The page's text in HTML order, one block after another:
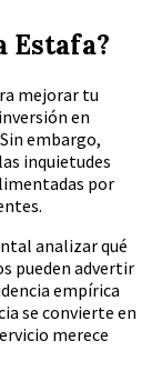
Estafa?
mejorar tu
en
embargo,
inquietudes
por
analizar qué
pueden advertir
empírica
se convierte en
merece